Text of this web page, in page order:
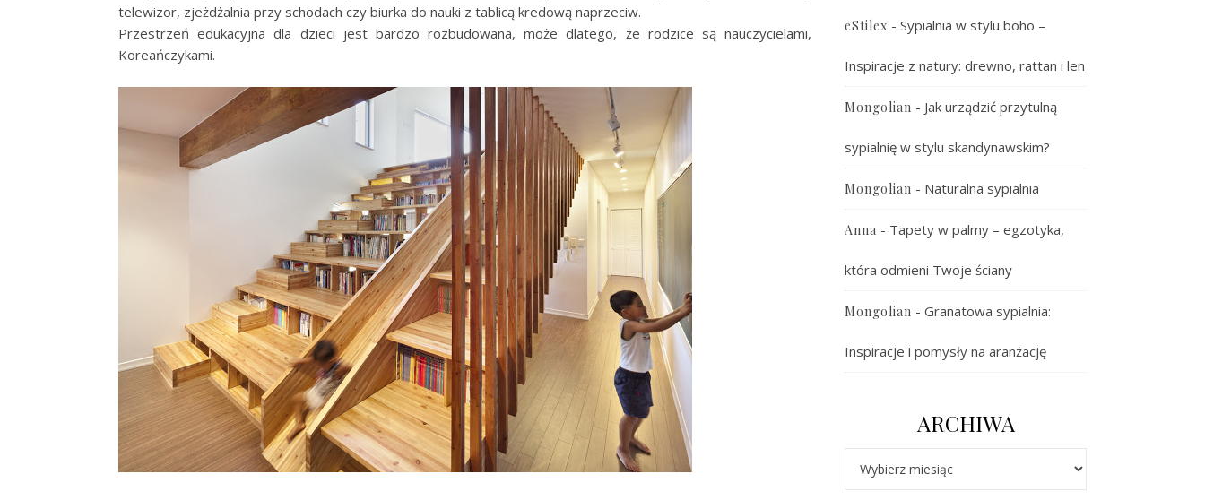
telewizor, zjeżdżalnia przy schodach czy biurka do nauki z tablicą kredową naprzeciw.
Przestrzeń edukacyjna dla dzieci jest bardzo rozbudowana, może dlatego, że rodzice są nauczycielami,
Koreańczykami.
eStilex - Sypialnia w stylu boho –
Inspiracje z natury: drewno, rattan i len
Mongolian - Jak urządzić przytulną
sypialnię w stylu skandynawskim?
Mongolian - Naturalna sypialnia
Anna - Tapety w palmy – egzotyka,
która odmieni Twoje ściany
Mongolian - Granatowa sypialnia:
Inspiracje i pomysły na aranżację
ARCHIWA